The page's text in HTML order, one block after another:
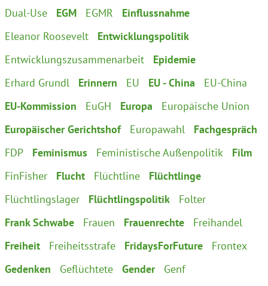
Dual-Use
EGM EGMR
Einflussnahme
Eleanor Roosevelt
Entwicklungspolitik
Entwicklungszusammenarbeit
Epidemie
Erhard Grundl
Erinnern EU EU - China
EU-China
EU-Kommission
EuGH Europa
Europäische Union
Europäischer Gerichtshof
Europawahl
Fachgespräch
FDP
Feminismus Feministische Außenpolitik
Film
FinFisher
Flucht Flüchtline
Flüchtlinge
Flüchtlingslager
Flüchtlingspolitik
Folter
Frank Schwabe
Frauen Frauenrechte
Freihandel
Freiheit
Freiheitsstrafe FridaysForFuture
Frontex
Gedenken
Geflüchtete Gender
Genf